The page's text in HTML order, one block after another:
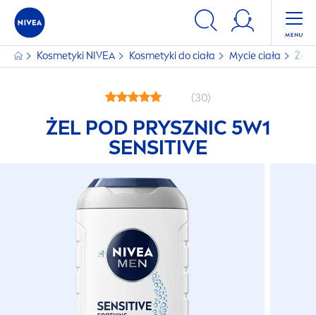
Kosmetyki NIVEA Kosmetyki do ciała Mycie ciała
(30)
ŻEL POD PRYSZNIC 5W1
SENSITIVE